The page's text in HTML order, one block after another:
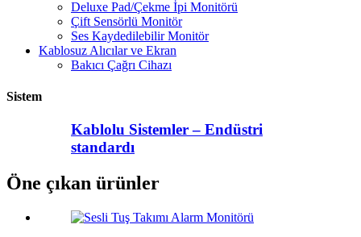
Deluxe Pad/Çekme İpi Monitörü
Çift Sensörlü Monitör
Ses Kaydedilebilir Monitör
Kablosuz Alıcılar ve Ekran
Bakıcı Çağrı Cihazı
Sistem
Kablolu Sistemler – Endüstri
standardı
Öne çıkan ürünler